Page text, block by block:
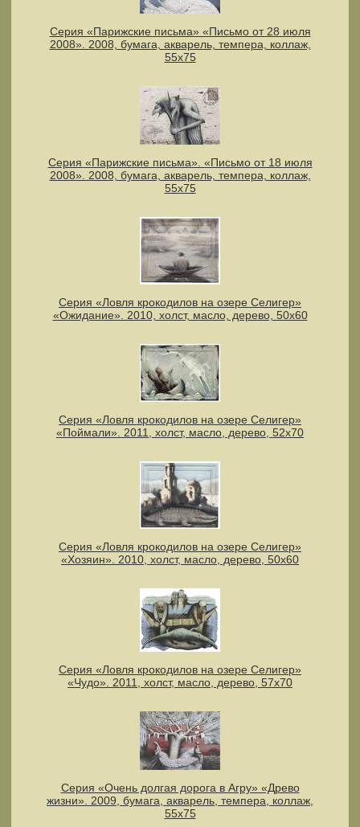
Серия «Парижские письма» «Письмо от 28 июля
2008». 2008, бумага, акварель, темпера, коллаж,
55х75
Серия «Парижские письма». «Письмо от 18 июля
2008». 2008, бумага, акварель, темпера, коллаж,
55х75
Серия «Ловля крокодилов на озере Селигер»
«Ожидание». 2010, холст, масло, дерево, 50х60
Серия «Ловля крокодилов на озере Селигер»
«Поймали». 2011, холст, масло, дерево, 52х70
Серия «Ловля крокодилов на озере Селигер»
«Хозяин». 2010, холст, масло, дерево, 50х60
Серия «Ловля крокодилов на озере Селигер»
«Чудо». 2011, холст, масло, дерево, 57х70
Серия «Очень долгая дорога в Агру» «Древо
жизни». 2009, бумага, акварель, темпера, коллаж,
55х75